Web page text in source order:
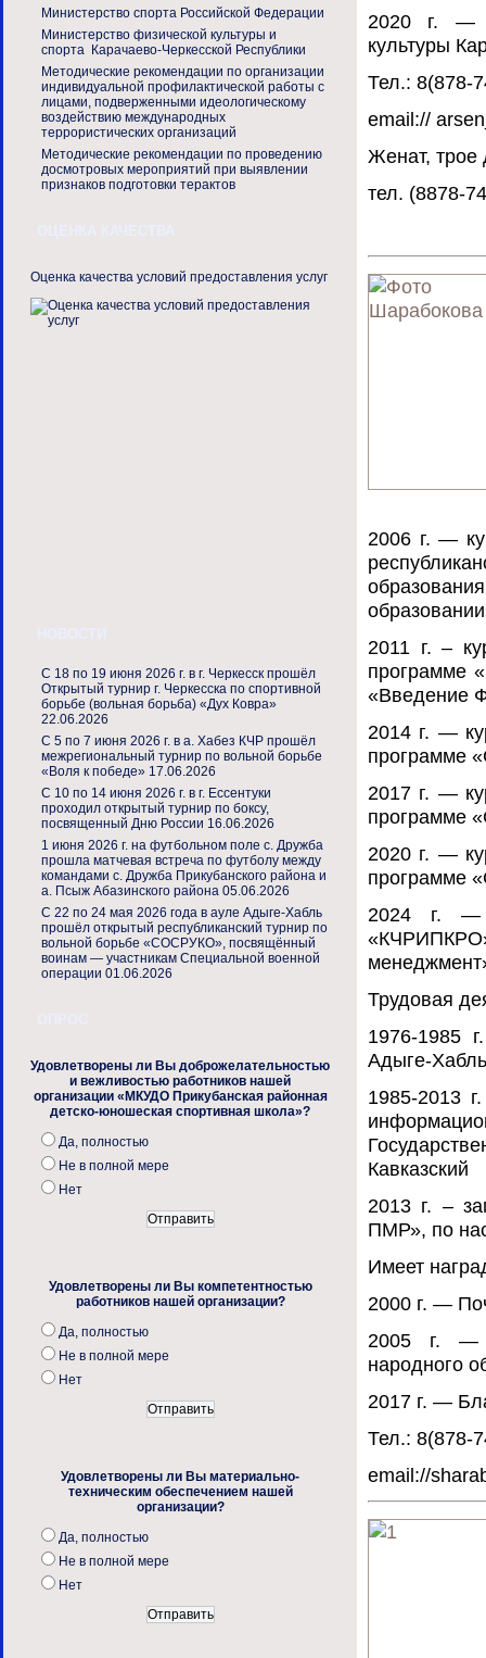
Министерство спорта Российской Федерации
Министерство физической культуры и
спорта Карачаево-Черкесской Республики
Методические рекомендации по организации
индивидуальной профилактической работы с
лицами, подверженными идеологическому
воздействию международных
террористических организаций
Методические рекомендации по проведению
досмотровых мероприятий при выявлении
признаков подготовки терактов
ОЦЕНКА КАЧЕСТВА
Оценка качества условий предоставления услуг
НОВОСТИ
С 18 по 19 июня 2026 г. в г. Черкесск прошёл
Открытый турнир г. Черкесска по спортивной
борьбе (вольная борьба) «Дух Ковра»
22.06.2026
С 5 по 7 июня 2026 г. в а. Хабез КЧР прошёл
межрегиональный турнир по вольной борьбе
«Воля к победе» 17.06.2026
С 10 по 14 июня 2026 г. в г. Ессентуки
проходил открытый турнир по боксу,
посвященный Дню России 16.06.2026
1 июня 2026 г. на футбольном поле с. Дружба
прошла матчевая встреча по футболу между
командами с. Дружба Прикубанского района и
а. Псыж Абазинского района 05.06.2026
С 22 по 24 мая 2026 года в ауле Адыге-Хабль
прошёл открытый республиканский турнир по
вольной борьбе «СОСРУКО», посвящённый
воинам — участникам Специальной военной
операции 01.06.2026
ОПРОС
Удовлетворены ли Вы доброжелательностью
и вежливостью работников нашей
организации «МКУДО Прикубанская районная
детско-юношеская спортивная школа»?
Да, полностью
Не в полной мере
Нет
Удовлетворены ли Вы компетентностью
работников нашей организации?
Да, полностью
Не в полной мере
Нет
Удовлетворены ли Вы материально-
техническим обеспечением нашей
организации?
Да, полностью
Не в полной мере
Нет
2020 г. —
культуры
Тел.: 8(878-
email://
Женат, трое
тел. (8878-
2006 г. —
2011 г. –
программе
«Введение
2014 г. —
программе
2017 г. —
программе
2020 г. —
программе
2024 г. —
Трудовая
1976-1985
Адыге-
1985-2013
Кавказский
2013 г. –
ПМР», по
Имеет
2000 г. —
2005 г. —
народного
2017 г. —
Тел.: 8(878-
email://